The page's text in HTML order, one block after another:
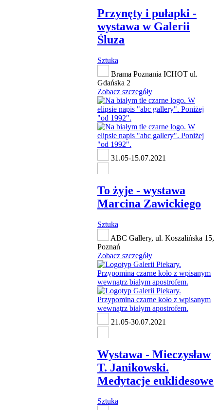
Przynęty i pułapki -
wystawa w Galerii
Śluza
Sztuka
Brama Poznania ICHOT ul.
Gdańska 2
Zobacz szczegóły
31.05-15.07.2021
To żyje - wystawa
Marcina Zawickiego
Sztuka
ABC Gallery, ul. Koszalińska 15,
Poznań
Zobacz szczegóły
21.05-30.07.2021
Wystawa - Mieczysław
T. Janikowski.
Medytacje euklidesowe
Sztuka